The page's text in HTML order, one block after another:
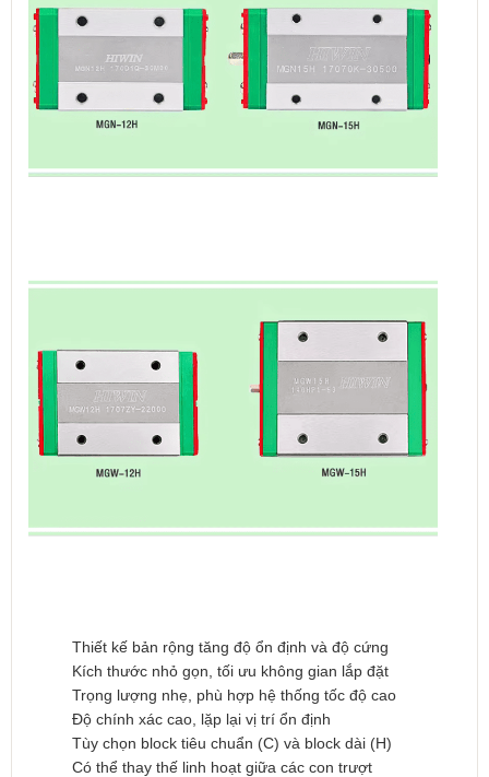
Thiết kế bản rộng tăng độ ổn định và độ cứng
Kích thước nhỏ gọn, tối ưu không gian lắp đặt
Trọng lượng nhẹ, phù hợp hệ thống tốc độ cao
Độ chính xác cao, lặp lại vị trí ổn định
Tùy chọn block tiêu chuẩn (C) và block dài (H)
Có thể thay thế linh hoạt giữa các con trượt